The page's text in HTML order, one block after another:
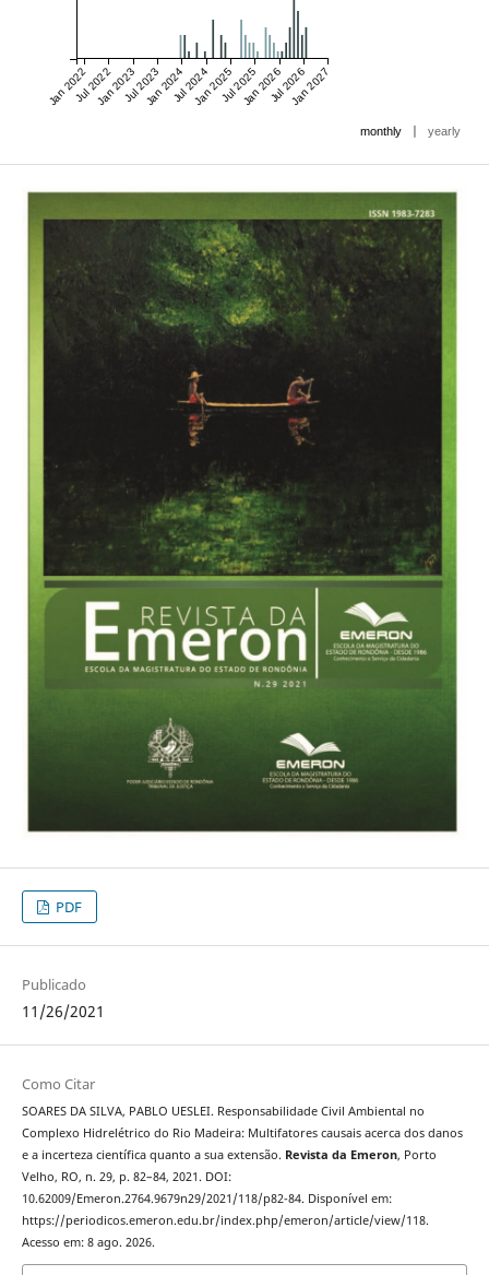
Jan 2022Jul 2022Jan 2023Jul 2023Jan 2024Jul 2024Jan 2025Jul 2025Jan 2026Jul 2026Jan 2027
monthly | yearly
PDF
Publicado
11/26/2021
Como Citar
SOARES DA SILVA, PABLO UESLEI. Responsabilidade Civil Ambiental no
Complexo Hidrelétrico do Rio Madeira: Multifatores causais acerca dos danos
e a incerteza científica quanto a sua extensão. Revista da Emeron, Porto
Velho, RO, n. 29, p. 82–84, 2021. DOI:
10.62009/Emeron.2764.9679n29/2021/118/p82-84. Disponível em:
https://periodicos.emeron.edu.br/index.php/emeron/article/view/118.
Acesso em: 8 ago. 2026.